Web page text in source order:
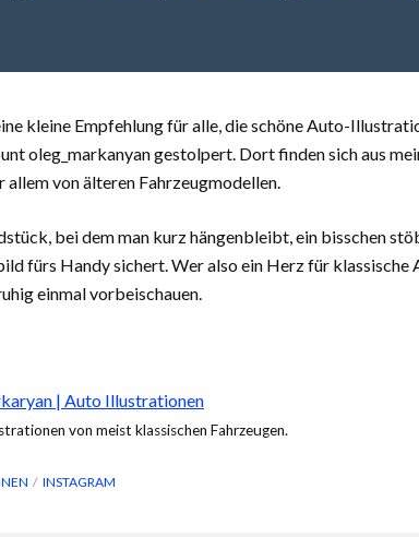
kleine Empfehlung für alle, die schöne Auto-
oleg_markanyan gestolpert. Dort finden sich aus
allem von älteren Fahrzeugmodellen.
bei dem man kurz hängenbleibt, ein bisschen
fürs Handy sichert. Wer also ein Herz für klassische
einmal vorbeischauen.
| Auto Illustrationen
von meist klassischen Fahrzeugen.
INSTAGRAM